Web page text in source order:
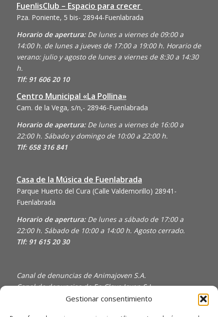
Gestionar consentimiento
FuenlisClub – Espacio para crecer
Pza. Poniente, 5 bis- 28944-Fuenlabrada
Horario de apertura:De lunes a viernes de 09:00 a
14:00 h. de lunes a jueves de 17:00 a 19:00 h. Horario de
verano: julio y agosto de lunes a viernes de 8:30 a 14:30
h.
Tlf: 91 606 20 10
Centro Municipal «La Pollina»
Cam. de la Vega, s/n,- 28946-Fuenlabrada
Horario de apertura: De lunes a viernes de 16:00 a
22:00 h. Sábado y domingo de 10:00 a 22:00 h.
Tlf: 658 316 841
Casa de la Música de Fuenlabrada
Parque Huerto del Cura (Calle Valdemorillo) 28941-
Fuenlabrada
Horario de apertura: De lunes a sábado de 17:00 a
22:00 h. Sábado de 10:00 a 14:00 h. Agosto cerrado.
Tlf: 91 615 20 30
Canal de denuncias de Animajoven S.A.
Canal de denuncias de En Clave Joven S.L.
Política de Privacidad y Uso de Cookies
Política de calidad